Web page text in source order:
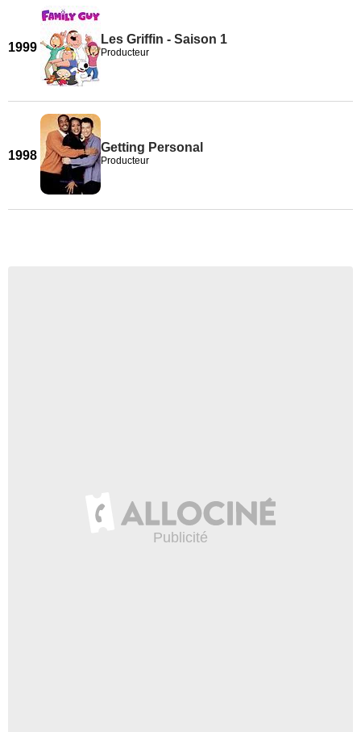
1999
Les Griffin - Saison 1
Producteur
1998
Getting Personal
Producteur